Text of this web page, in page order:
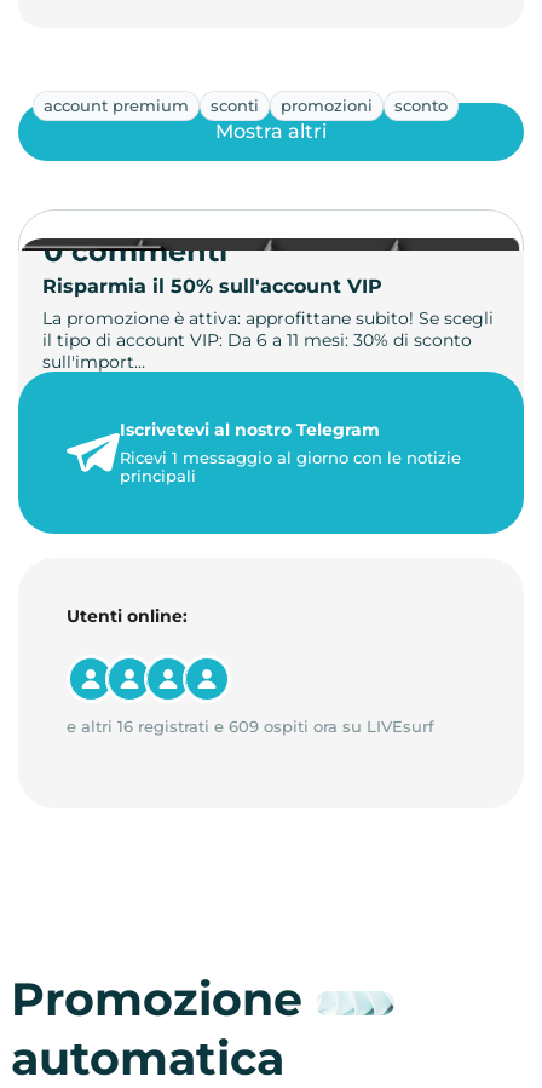
account premium sconti promozioni sconto
Risparmia il 50% sull'account VIP
La promozione è attiva: approfittane subito! Se scegli
il tipo di account VIP: Da 6 a 11 mesi: 30% di sconto
sull'import…
1 minuto di lettura
Mostra altri
0 commenti
Iscrivetevi al nostro Telegram
Ricevi 1 messaggio al giorno con le notizie
principali
Utenti online:
e altri 16 registrati e 609 ospiti ora su LIVEsurf
Promozione
automatica